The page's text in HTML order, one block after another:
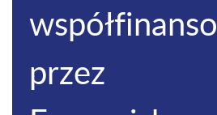
przez